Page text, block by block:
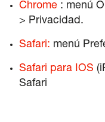
Chrome : menú
> Privacidad.
Safari: menú
Safari para IOS
Safari